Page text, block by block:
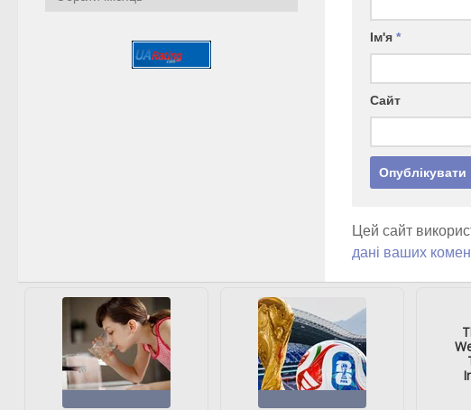
Ім'я *
Сайт
Цей сайт
дані ваших